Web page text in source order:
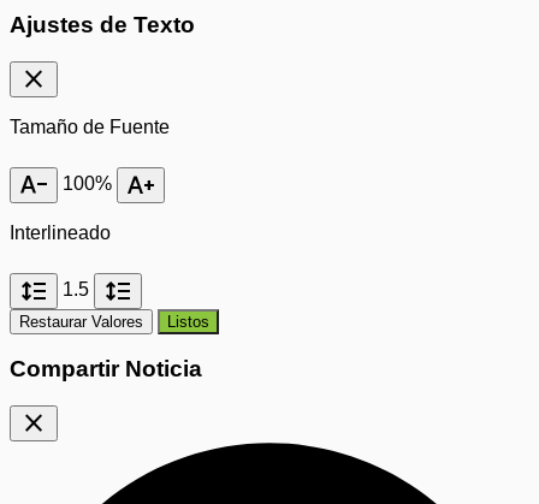
Ajustes de Texto
close
Tamaño de Fuente
text_decrease 100% text_increase
Interlineado
format_line_spacing 1.5 format_line_spacing
Restaurar Valores Listos
Compartir Noticia
close